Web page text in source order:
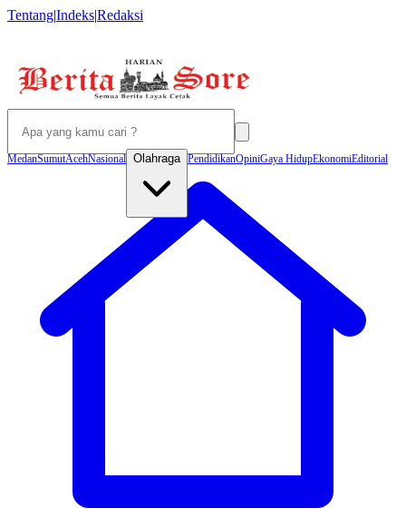
Tentang|Indeks|Redaksi
MedanSumutAcehNasional Olahraga PendidikanOpiniGaya HidupEkonomiEditorial